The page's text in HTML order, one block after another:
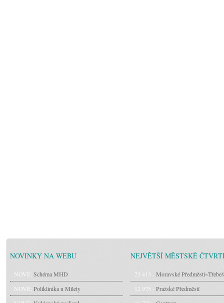
NOVINKY NA WEBU
NOVÉ: Schéma MHD
NOVÉ: Poliklinika u Milety
NEJVĚTŠÍ MĚSTSKÉ
23 413 - Moravské Předměstí~Třebeš
12 975 - Pražské Předměstí